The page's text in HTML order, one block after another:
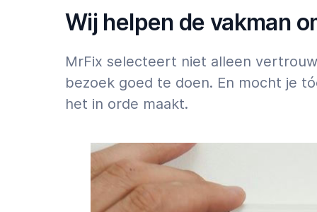
weekend moeten starten: zie
Wij helpen de vakman
MrFix selecteert niet alleen
bezoek goed te doen. En mocht je
het in orde maakt.